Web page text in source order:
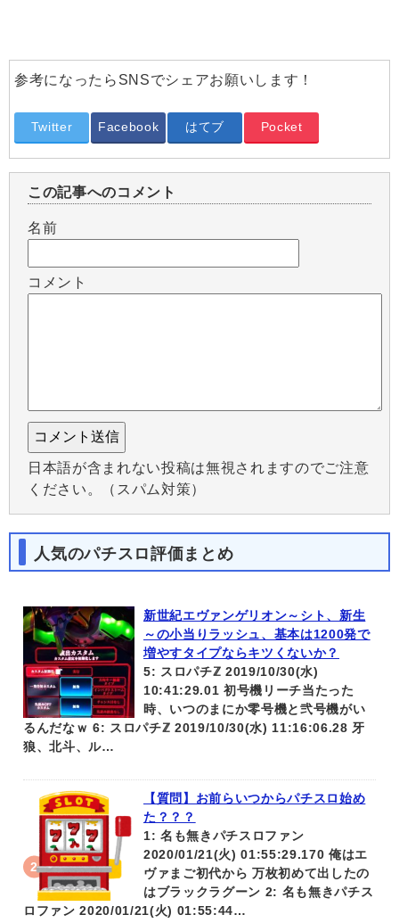
参考になったらSNSでシェアお願いします！
Twitter Facebook はてブ Pocket
この記事へのコメント
名前
コメント
日本語が含まれない投稿は無視されますのでご注意
ください。（スパム対策）
人気のパチスロ評価まとめ
新世紀エヴァンゲリオン～シト、新生
～の小当りラッシュ、基本は1200発で
増やすタイプならキツくないか？
5: スロパチℤ 2019/10/30(水)
10:41:29.01 初号機リーチ当たった
時、いつのまにか零号機と弐号機がい
るんだなｗ 6: スロパチℤ 2019/10/30(水) 11:16:06.28 牙
狼、北斗、ル…
【質問】お前らいつからパチスロ始め
た？？？
1: 名も無きパチスロファン
2020/01/21(火) 01:55:29.170 俺はエ
ヴァまご初代から 万枚初めて出したの
はブラックラグーン 2: 名も無きパチス
ロファン 2020/01/21(火) 01:55:44…